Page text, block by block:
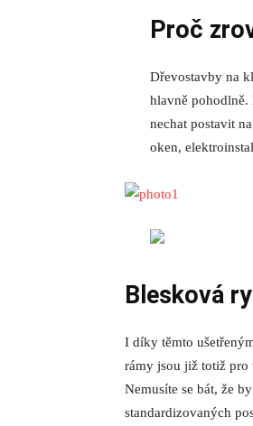
Proč
Dřevostavby na
hlavně pohodlně.
nechat postavit
oken,
Blesková
I díky těmto
rámy jsou již totiž pro
Nemusíte se bát, že
standardizovaných